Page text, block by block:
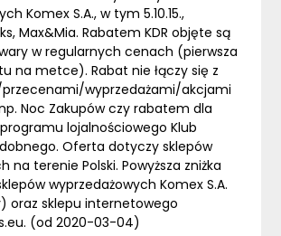
Komex S.A., w tym 5.10.15.,
Max&Mia. Rabatem KDR objęte są
w regularnych cenach (pierwsza
na metce). Rabat nie łączy się z
wyprzedażami/akcjami
Noc Zakupów czy rabatem dla
lojalnościowego Klub
Oferta dotyczy sklepów
na terenie Polski. Powyższa zniżka
wyprzedażowych Komex S.A.
oraz sklepu internetowego
(od 2020-03-04)